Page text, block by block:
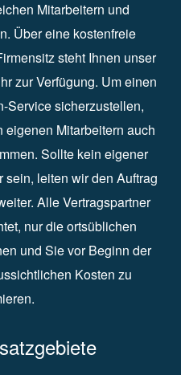
Mitarbeitern und
Über eine kostenfreie
steht Ihnen unser
zur Verfügung. Um einen
Service sicherzustellen,
Mitarbeitern auch
Sollte kein eigener
sein, leiten wir den Auftrag
Alle Vertragspartner
nur die ortsüblichen
und Sie vor Beginn der
Kosten zu